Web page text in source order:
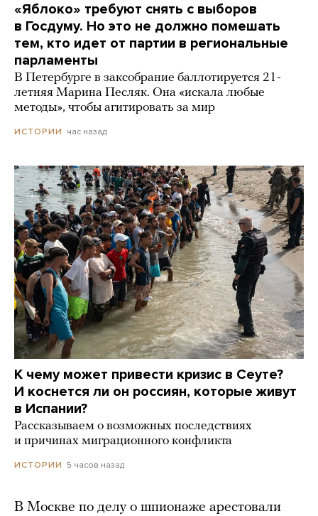
«Яблоко» требуют снять с выборов
в Госдуму. Но это не должно помешать
тем, кто идет от партии в региональные
парламенты
В Петербурге в заксобрание баллотируется 21-
летняя Марина Песляк. Она «искала любые
методы», чтобы агитировать за мир
ИСТОРИИ час назад
К чему может привести кризис в Сеуте?
И коснется ли он россиян, которые живут
в Испании?
Рассказываем о возможных последствиях
и причинах миграционного конфликта
ИСТОРИИ 5 часов назад
В Москве по делу о шпионаже арестовали